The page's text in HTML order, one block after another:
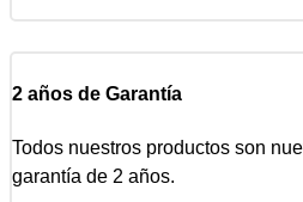
2 años de Garantía
Todos nuestros productos son
garantía de 2 años.